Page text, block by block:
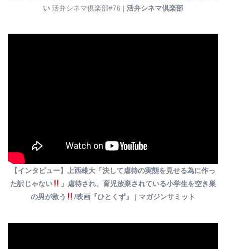
い 活弁シネマ倶楽部#76 | 活弁シネマ倶楽部
【インタビュー】上西雄大「決して虐待の実態を見せる為に作っ
た訳じゃない
」虐待され、育児放棄されている小学生を空き巣
の男が救う
/映画『ひとくず』 | マガジンサミット